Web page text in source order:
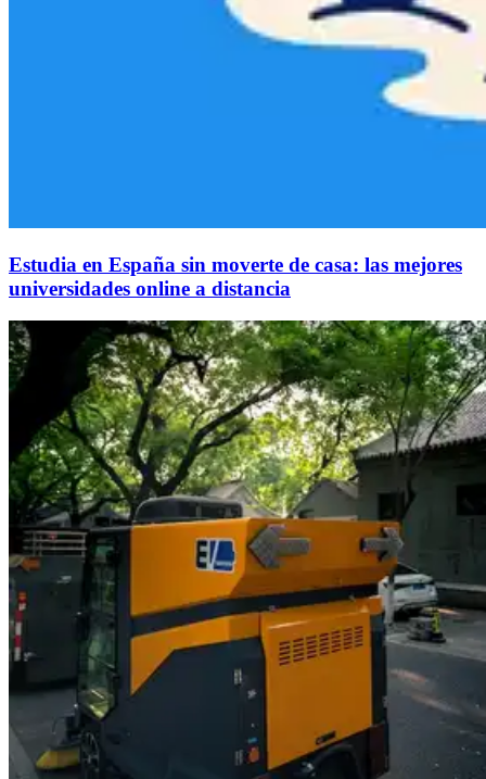
Estudia en España sin moverte de casa: las mejores
universidades online a distancia